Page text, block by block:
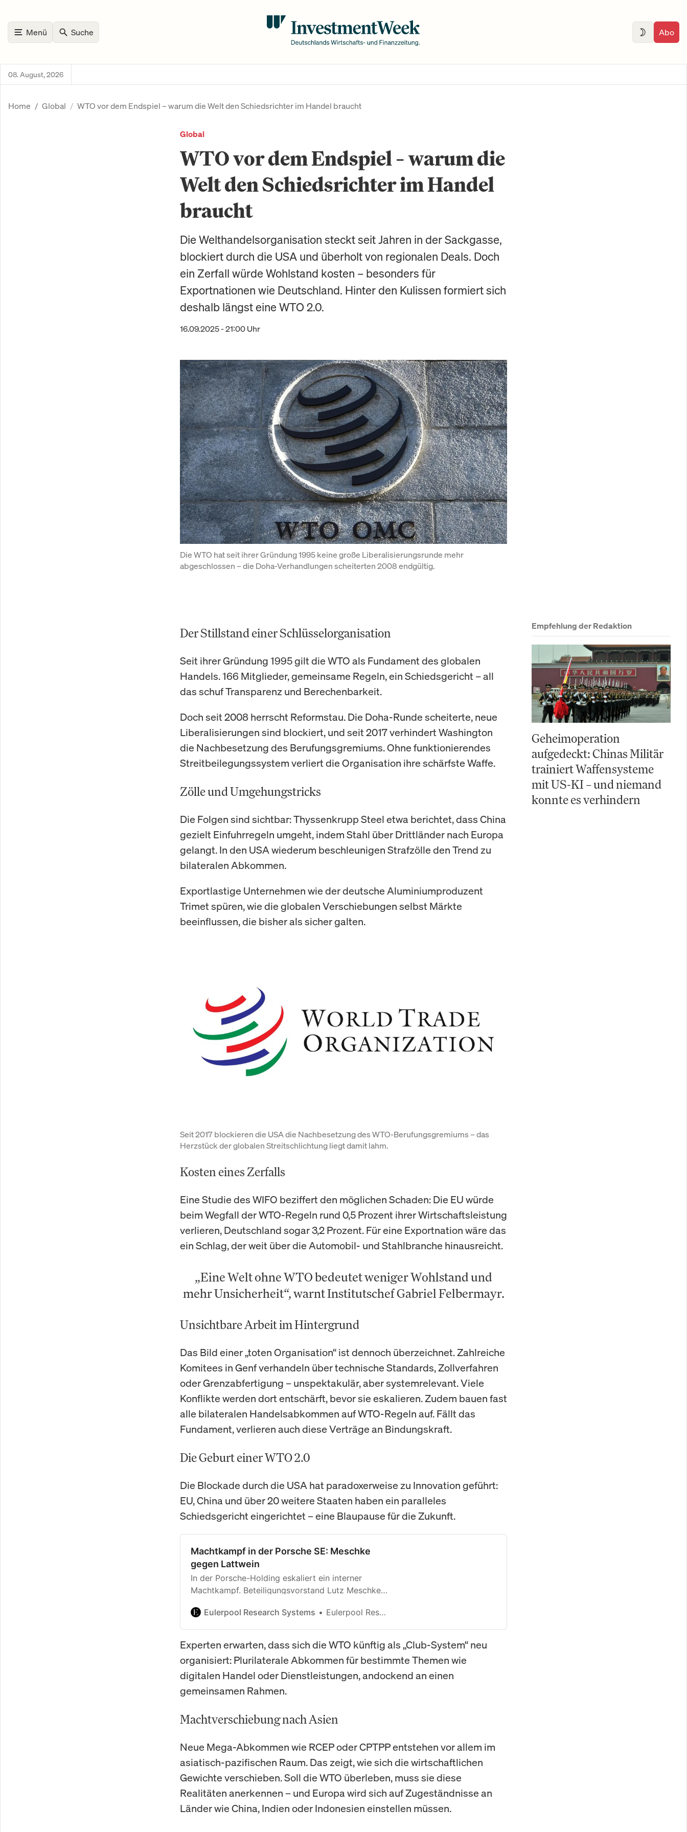
Menü Suche Abo
08. August, 2026
Home Global WTO vor dem Endspiel – warum die Welt den Schiedsrichter im Handel braucht
Global
WTO vor dem Endspiel – warum die
Welt den Schiedsrichter im Handel
braucht
Die Welthandelsorganisation steckt seit Jahren in der Sackgasse,
blockiert durch die USA und überholt von regionalen Deals. Doch
ein Zerfall würde Wohlstand kosten – besonders für
Exportnationen wie Deutschland. Hinter den Kulissen formiert sich
deshalb längst eine WTO 2.0.
16.09.2025 - 21:00 Uhr
Die WTO hat seit ihrer Gründung 1995 keine große Liberalisierungsrunde mehr
abgeschlossen – die Doha-Verhandlungen scheiterten 2008 endgültig.
Der Stillstand einer Schlüsselorganisation
Seit ihrer Gründung 1995 gilt die WTO als Fundament des globalen
Handels. 166 Mitglieder, gemeinsame Regeln, ein Schiedsgericht – all
das schuf Transparenz und Berechenbarkeit.
Doch seit 2008 herrscht Reformstau. Die Doha-Runde scheiterte, neue
Liberalisierungen sind blockiert, und seit 2017 verhindert Washington
die Nachbesetzung des Berufungsgremiums. Ohne funktionierendes
Streitbeilegungssystem verliert die Organisation ihre schärfste Waffe.
Zölle und Umgehungstricks
Die Folgen sind sichtbar: Thyssenkrupp Steel etwa berichtet, dass China
gezielt Einfuhrregeln umgeht, indem Stahl über Drittländer nach Europa
gelangt. In den USA wiederum beschleunigen Strafzölle den Trend zu
bilateralen Abkommen.
Exportlastige Unternehmen wie der deutsche Aluminiumproduzent
Trimet spüren, wie die globalen Verschiebungen selbst Märkte
beeinflussen, die bisher als sicher galten.
Seit 2017 blockieren die USA die Nachbesetzung des WTO-Berufungsgremiums – das
Herzstück der globalen Streitschlichtung liegt damit lahm.
Kosten eines Zerfalls
Eine Studie des WIFO beziffert den möglichen Schaden: Die EU würde
beim Wegfall der WTO-Regeln rund 0,5 Prozent ihrer Wirtschaftsleistung
verlieren, Deutschland sogar 3,2 Prozent. Für eine Exportnation wäre das
ein Schlag, der weit über die Automobil- und Stahlbranche hinausreicht.
„Eine Welt ohne WTO bedeutet weniger Wohlstand und
mehr Unsicherheit“, warnt Institutschef Gabriel Felbermayr.
Unsichtbare Arbeit im Hintergrund
Das Bild einer „toten Organisation“ ist dennoch überzeichnet. Zahlreiche
Komitees in Genf verhandeln über technische Standards, Zollverfahren
oder Grenzabfertigung – unspektakulär, aber systemrelevant. Viele
Konflikte werden dort entschärft, bevor sie eskalieren. Zudem bauen fast
alle bilateralen Handelsabkommen auf WTO-Regeln auf. Fällt das
Fundament, verlieren auch diese Verträge an Bindungskraft.
Die Geburt einer WTO 2.0
Die Blockade durch die USA hat paradoxerweise zu Innovation geführt:
EU, China und über 20 weitere Staaten haben ein paralleles
Schiedsgericht eingerichtet – eine Blaupause für die Zukunft.
Machtkampf in der Porsche SE: Meschke
gegen Lattwein
In der Porsche-Holding eskaliert ein interner
Machtkampf. Beteiligungsvorstand Lutz Meschke
Investitionen – und über Einfluss.
Eulerpool Research Systems Eulerpool Research Systems
Experten erwarten, dass sich die WTO künftig als „Club-System“ neu
organisiert: Plurilaterale Abkommen für bestimmte Themen wie
digitalen Handel oder Dienstleistungen, andockend an einen
gemeinsamen Rahmen.
Machtverschiebung nach Asien
Neue Mega-Abkommen wie RCEP oder CPTPP entstehen vor allem im
asiatisch-pazifischen Raum. Das zeigt, wie sich die wirtschaftlichen
Gewichte verschieben. Soll die WTO überleben, muss sie diese
Realitäten anerkennen – und Europa wird sich auf Zugeständnisse an
Länder wie China, Indien oder Indonesien einstellen müssen.
Empfehlung der Redaktion
Geheimoperation
aufgedeckt: Chinas Militär
trainiert Waffensysteme
mit US-KI – und niemand
konnte es verhindern